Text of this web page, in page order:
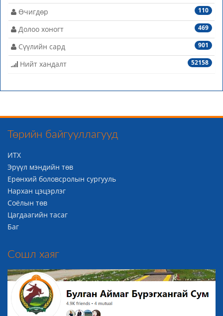
110
Өчигдөр
469
Долоо хоногт
901
Сүүлийн сард
52158
Нийт хандалт
Төрийн байгууллагууд
ИТХ
Эрүүл мэндийн төв
Ерөнхий боловсролын сургууль
Нархан цэцэрлэг
Соёлын төв
Цагдаагийн тасаг
Баг
Сошл хаяг